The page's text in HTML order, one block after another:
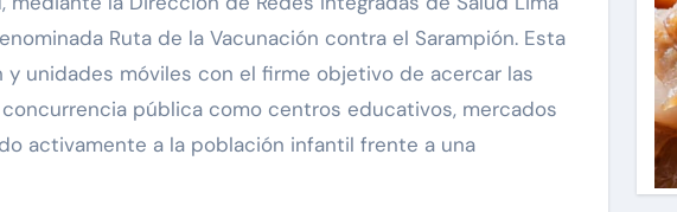
Ruta de la Vacunación contra el Sarampión. Esta
unidades móviles con el firme objetivo de acercar las
pública como centros educativos, mercados
activamente a la población infantil frente a una